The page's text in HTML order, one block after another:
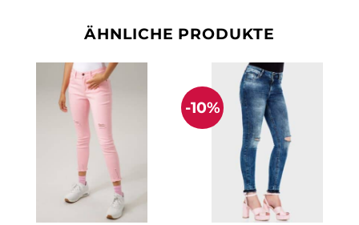
ÄHNLICHE PRODUKTE
-10%